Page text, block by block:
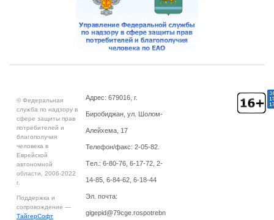
© Федеральная
служба по надзору в
сфере защиты прав
потребителей и
благополучия
человека в
Еврейской
автономной
области, 2006-2022
г.
Поддержка и
сопровождение —
ТайгерСофт
Адрес: 679016, г.
Биробиджан, ул. Шолом-
Алейхема, 17
Телефон/факс: 2-05-82.
Tел.: 6-80-76, 6-17-72, 2-
14-85, 6-84-62, 6-18-44
Эл. почта:
gigepid@79cge.rospotrebn